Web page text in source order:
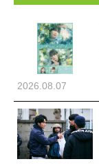
2026.08.07